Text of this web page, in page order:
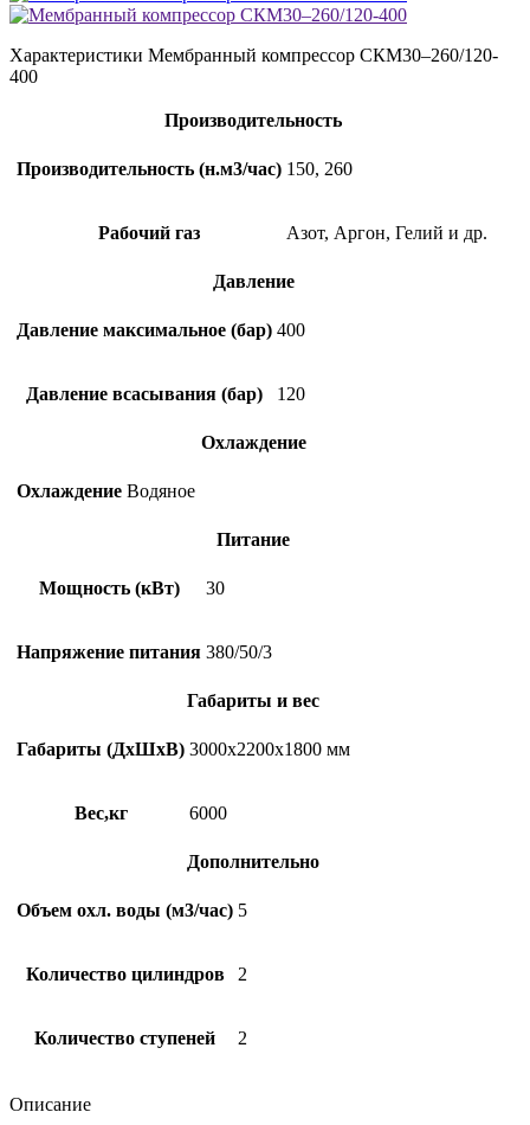
Характеристики Мембранный компрессор СКМ30–260/120-
400
Производительность
Производительность (н.м3/час) 150, 260
Рабочий газ Азот, Аргон, Гелий и др.
Давление
Давление максимальное (бар) 400
Давление всасывания (бар) 120
Охлаждение
Охлаждение Водяное
Питание
Мощность (кВт) 30
Напряжение питания 380/50/3
Габариты и вес
Габариты (ДхШхВ) 3000х2200х1800 мм
Вес,кг 6000
Дополнительно
Объем охл. воды (м3/час) 5
Количество цилиндров 2
Количество ступеней 2
Описание